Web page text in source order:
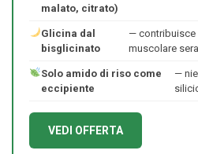
malato, citrato)
Glicina dal
bisglicinato
— contribuisce
muscolare
Solo amido di riso come
eccipiente
—
VEDI OFFERTA